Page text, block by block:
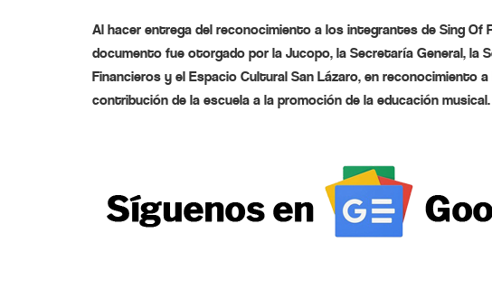
Al hacer entrega del reconocimiento a los integrantes de Sing Of
documento fue otorgado por la Jucopo, la Secretaría General, la
Financieros y el Espacio Cultural San Lázaro, en reconocimiento
contribución de la escuela a la promoción de la educación musical.